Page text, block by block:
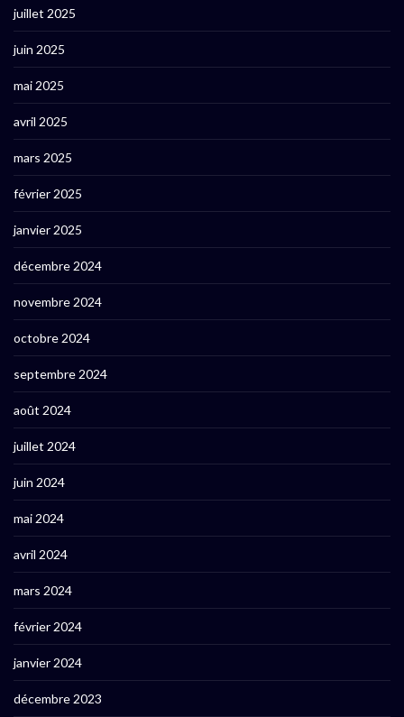
juillet 2025
juin 2025
mai 2025
avril 2025
mars 2025
février 2025
janvier 2025
décembre 2024
novembre 2024
octobre 2024
septembre 2024
août 2024
juillet 2024
juin 2024
mai 2024
avril 2024
mars 2024
février 2024
janvier 2024
décembre 2023